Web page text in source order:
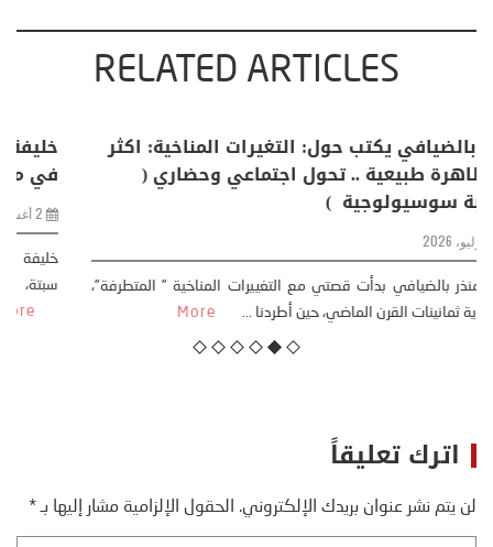
RELATED ARTICLES
منذر بالضيافي يكتب حول: التغيرات المناخية: اكثر
من ظاهرة طبيعية .. تحول اجتماعي وحضاري (
مقاربة سوسيولوجية )
23 يوليو، 2026
كتب: منذر بالضيافي بدأت قصتي مع التغييرات المناخية ” المتطرفة”،
منذ نهاية ثمانينات القرن الماضي، حين أطردنا ...
اترك تعليقاً
لن يتم نشر عنوان بريدك الإلكتروني. الحقول الإلزامية مشار إليها بـ*